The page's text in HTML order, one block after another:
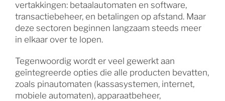
vertakkingen: betaalautomaten en software,
transactiebeheer, en betalingen op afstand. Maar
deze sectoren beginnen langzaam steeds meer
in elkaar over te lopen.
Tegenwoordig wordt er veel gewerkt aan
geïntegreerde opties die alle producten bevatten,
zoals pinautomaten (kassasystemen, internet,
mobiele automaten), apparaatbeheer,